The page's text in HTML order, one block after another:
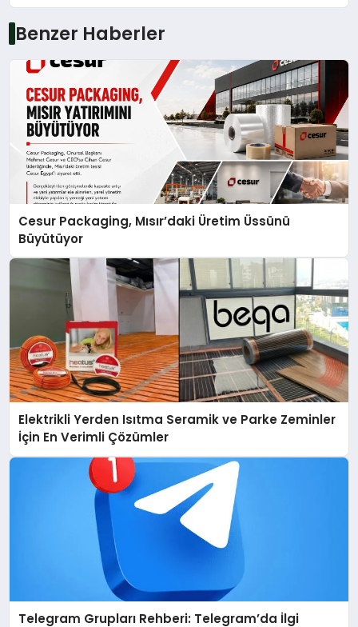
Benzer Haberler
Cesur Packaging, Mısır’daki Üretim Üssünü
Büyütüyor
Elektrikli Yerden Isıtma Seramik ve Parke Zeminler
İçin En Verimli Çözümler
Telegram Grupları Rehberi: Telegram’da İlgi